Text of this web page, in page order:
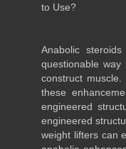
to Use?
Anabolic
questionable
construct
these
engineered
engineered
weight lifters can